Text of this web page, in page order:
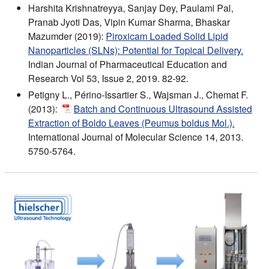
Harshita Krishnatreyya, Sanjay Dey, Paulami Pal,
Pranab Jyoti Das, Vipin Kumar Sharma, Bhaskar
Mazumder (2019): Piroxicam Loaded Solid Lipid
Nanoparticles (SLNs): Potential for Topical Delivery.
Indian Journal of Pharmaceutical Education and
Research Vol 53, Issue 2, 2019. 82-92.
Petigny L., Périno-Issartier S., Wajsman J., Chemat F.
(2013):
Batch and Continuous Ultrasound Assisted
Extraction of Boldo Leaves (Peumus boldus Mol.).
International Journal of Molecular Science 14, 2013.
5750-5764.